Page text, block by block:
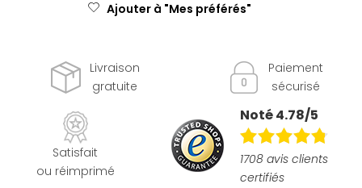
Ajouter à "Mes préférés"
Livraison
gratuite
Paiement
sécurisé
Satisfait
ou réimprimé
Noté 4.78/5
1708 avis clients
certifiés